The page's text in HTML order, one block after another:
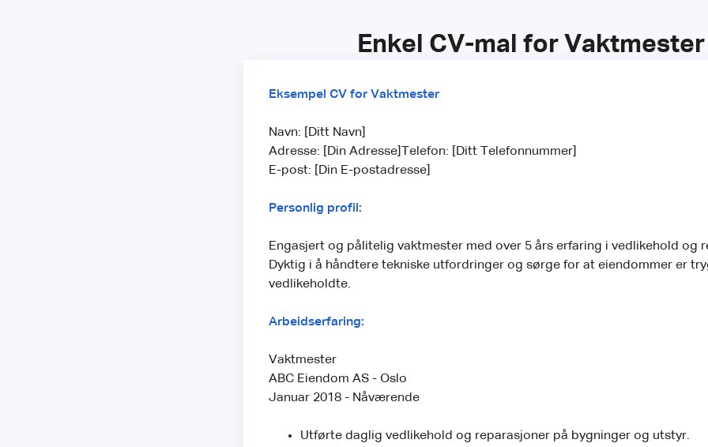
Enkel CV-mal for Vaktmester
Eksempel CV for Vaktmester
Navn: [Ditt Navn]
Adresse: [Din Adresse]Telefon: [Ditt Telefonnummer]
E-post: [Din E-postadresse]
Personlig profil:
Engasjert og pålitelig vaktmester med over 5 års erfaring i vedlikehold og
Dyktig i å håndtere tekniske utfordringer og sørge for at eiendommer er
vedlikeholdte.
Arbeidserfaring:
Vaktmester
ABC Eiendom AS - Oslo
Januar 2018 - Nåværende
Utførte daglig vedlikehold og reparasjoner på bygninger og utstyr.